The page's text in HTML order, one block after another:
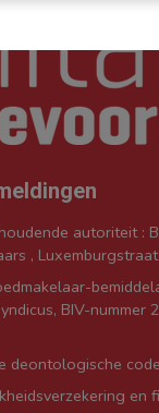
autoriteit :
,
BIV-nummer
deontologische
en